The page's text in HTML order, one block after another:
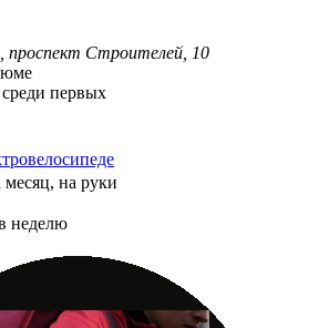
проспект Строителей, 10
первых
месяц, на руки
неделю